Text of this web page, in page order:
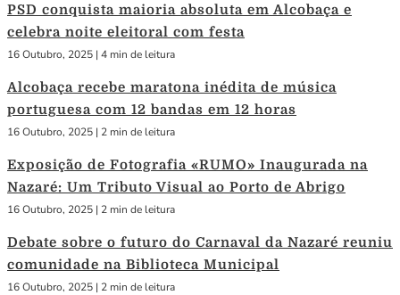
PSD conquista maioria absoluta em Alcobaça e
celebra noite eleitoral com festa
16 Outubro, 2025 | 4 min de leitura
Alcobaça recebe maratona inédita de música
portuguesa com 12 bandas em 12 horas
16 Outubro, 2025 | 2 min de leitura
Exposição de Fotografia «RUMO» Inaugurada na
Nazaré: Um Tributo Visual ao Porto de Abrigo
16 Outubro, 2025 | 2 min de leitura
Debate sobre o futuro do Carnaval da Nazaré reuniu
comunidade na Biblioteca Municipal
16 Outubro, 2025 | 2 min de leitura